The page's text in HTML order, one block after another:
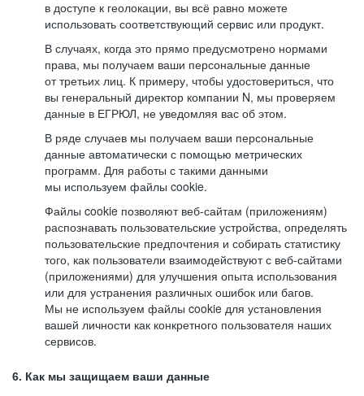
в доступе к геолокации, вы всё равно можете
использовать соответствующий сервис или продукт.
В случаях, когда это прямо предусмотрено нормами
права, мы получаем ваши персональные данные
от третьих лиц. К примеру, чтобы удостовериться, что
вы генеральный директор компании N, мы проверяем
данные в ЕГРЮЛ, не уведомляя вас об этом.
В ряде случаев мы получаем ваши персональные
данные автоматически с помощью метрических
программ. Для работы с такими данными
мы используем файлы cookie.
Файлы cookie позволяют веб-сайтам (приложениям)
распознавать пользовательские устройства, определять
пользовательские предпочтения и собирать статистику
того, как пользователи взаимодействуют с веб-сайтами
(приложениями) для улучшения опыта использования
или для устранения различных ошибок или багов.
Мы не используем файлы cookie для установления
вашей личности как конкретного пользователя наших
сервисов.
6. Как мы защищаем ваши данные